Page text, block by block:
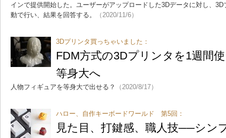
インで提供開始した。ユーザーがアップロードした3Dデータに対し、
動で行い、結果を回答する。
（2020/11/6）
3Dプリンタ買っちゃいました：
FDM方式の3Dプリンタを1週間
等身大へ
人物フィギュアを等身大で出せる？ （2020/8/17）
ハロー、自作キーボードワールド 第5回：
見た目、打鍵感、職人技──シン